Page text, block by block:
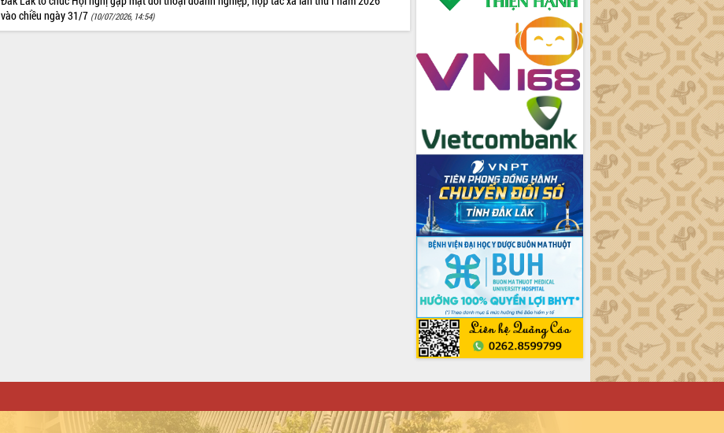
vào chiều ngày 31/7 (10/07/2026, 14:54)